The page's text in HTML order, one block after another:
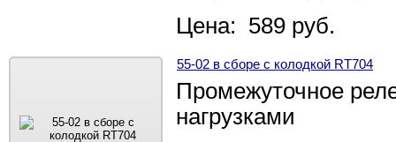
Цена: 589 руб.
55-02 в сборе с колодкой RT704
Промежуточное
нагрузками